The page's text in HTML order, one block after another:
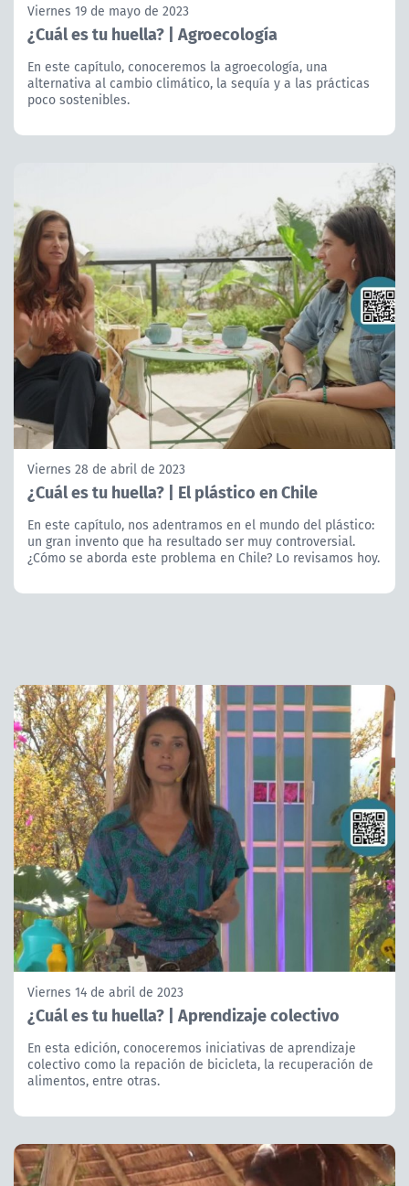
Viernes 19 de mayo de 2023
¿Cuál es tu huella? | Agroecología
En este capítulo, conoceremos la agroecología, una
alternativa al cambio climático, la sequía y a las prácticas
poco sostenibles.
Viernes 28 de abril de 2023
¿Cuál es tu huella? | El plástico en Chile
En este capítulo, nos adentramos en el mundo del plástico:
un gran invento que ha resultado ser muy controversial.
¿Cómo se aborda este problema en Chile? Lo revisamos hoy.
Viernes 14 de abril de 2023
¿Cuál es tu huella? | Aprendizaje colectivo
En esta edición, conoceremos iniciativas de aprendizaje
colectivo como la repación de bicicleta, la recuperación de
alimentos, entre otras.